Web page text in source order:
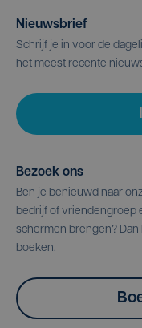
Nieuwsbrief
Schrijf je in voor de
het meest recente
Bezoek ons
Ben je benieuwd naar
bedrijf of vriendengroep
schermen brengen?
boeken.